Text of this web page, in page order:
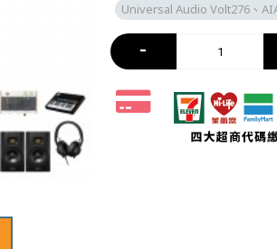
Universal Audio Volt276、
-